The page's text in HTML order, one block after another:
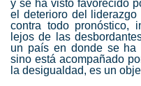
y se ha visto favorecido
el deterioro del
contra todo pronóstico,
lejos de las
un país en donde se ha
sino está acompañado
la desigualdad, es un